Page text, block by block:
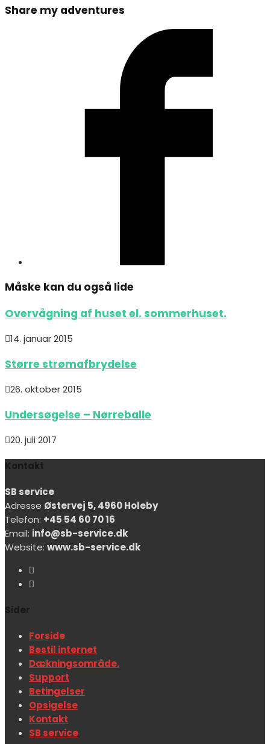
Share my adventures
content
Måske kan du også lide
Overvågning af huset el. sommerhuset.
14. januar 2015
Større strømafbrydelse
26. oktober 2015
Undersøgelse – Nørreballe
20. juli 2017
Kontakt
SB service
Adresse Østervej 5, 4960 Holeby
Telefon: +45 54 60 70 16
Email: info@sb-service.dk
Website: www.sb-service.dk
Sider
Forside
Bestil internet
Dækningsområde.
Support
Betingelser
Opsigelse
Kontakt
SB service